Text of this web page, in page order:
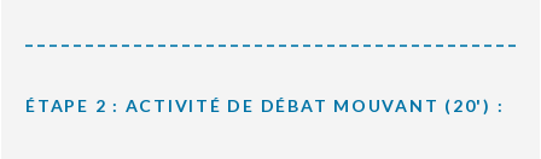
ÉTAPE 2 : ACTIVITÉ DE DÉBAT MOUVANT (20') :